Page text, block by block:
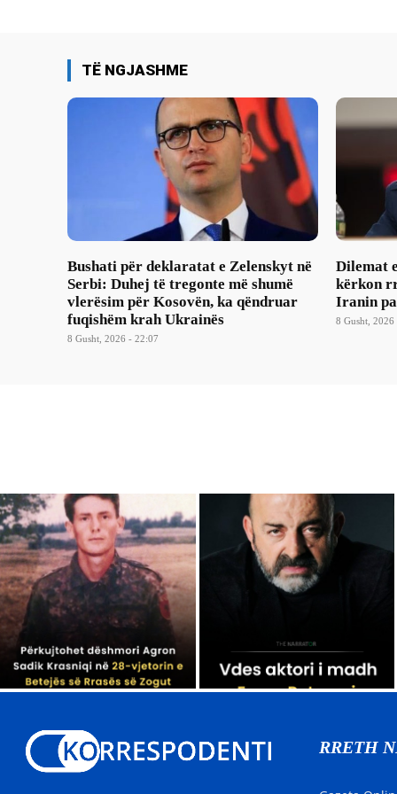
TË NGJASHME
Bushati për deklaratat e Zelenskyt në
Serbi: Duhej të tregonte më shumë
vlerësim për Kosovën, ka qëndruar
fuqishëm krah Ukrainës
8 Gusht, 2026 - 22:07
Dilemat
kërkon
Iranin
8 Gusht, 2026
RRETH